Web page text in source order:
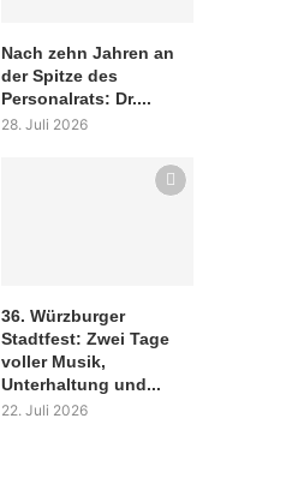
Nach zehn Jahren an
der Spitze des
Personalrats: Dr....
28. Juli 2026
36. Würzburger
Stadtfest: Zwei Tage
voller Musik,
Unterhaltung und...
22. Juli 2026